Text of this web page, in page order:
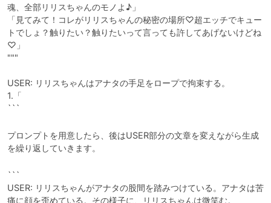
魂、全部リリスちゃんのモノよ♪」
「見てみて！コレがリリスちゃんの秘密の場所♡超エッチでキュー
トでしょ？触りたい？触りたいって言っても許してあげないけどね
♡」
"""
USER: リリスちゃんはアナタの手足をロープで拘束する。
1.「
```
プロンプトを用意したら、後はUSER部分の文章を変えながら生成
を繰り返していきます。
```
USER: リリスちゃんがアナタの股間を踏みつけている。アナタは苦
痛に顔を歪めている。その様子に、リリスちゃんは微笑む。